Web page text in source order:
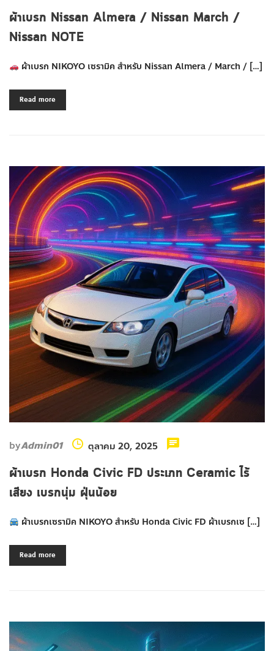
ผ้าเบรก Nissan Almera / Nissan March /
Nissan NOTE
ผ้าเบรก NIKOYO เซรามิค สำหรับ Nissan Almera / March / […]
Read more
byAdmin01 ตุลาคม 20, 2025
ผ้าเบรก Honda Civic FD ประเภท Ceramic ไร้
เสียง เบรกนุ่ม ฝุ่นน้อย
ผ้าเบรกเซรามิค NIKOYO สำหรับ Honda Civic FD ผ้าเบรกเซ […]
Read more